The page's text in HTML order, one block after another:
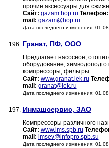
прочие аксессуары для
Сайт: gazam.hop.ru Телефон:
mail: gazam@hop.ru
Дата последнего изменения:
196. Гранат, ПФ, ООО
Предлагает насосное,
оборудование,
компрессоры, фильтры.
Сайт: www.granat.lek.ru
mail: granat@lek.ru
Дата последнего изменения:
197. Инмашсервис, ЗАО
Компрессоры различного
Сайт: www.ims.spb.ru
mail: imsev@infopro.spb.su
Дата последнего изменения: